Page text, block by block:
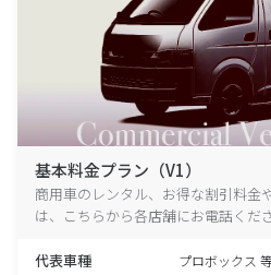
基本料金プラン（V1）
商用車のレンタル、お得な割引料金
は、こちらから各店舗にお電話くださ
代表車種 プロボックス